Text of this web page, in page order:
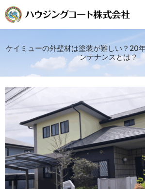
ケイミューの外壁材は塗装が難しい？20
ンテナンスとは？